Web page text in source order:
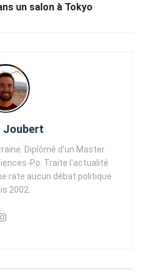
un salon à Tokyo
Joubert
Diplômé d'un Master
Po. Traite l'actualité
rate aucun débat politique
2002.